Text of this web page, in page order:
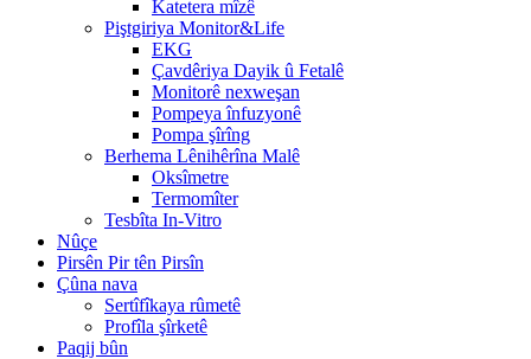
Katetera mîzê
Piştgiriya Monitor&Life
EKG
Çavdêriya Dayik û Fetalê
Monitorê nexweşan
Pompeya înfuzyonê
Pompa şîrîng
Berhema Lênihêrîna Malê
Oksîmetre
Termomîter
Tesbîta In-Vitro
Nûçe
Pirsên Pir tên Pirsîn
Çûna nava
Sertîfîkaya rûmetê
Profîla şîrketê
Paqij bûn